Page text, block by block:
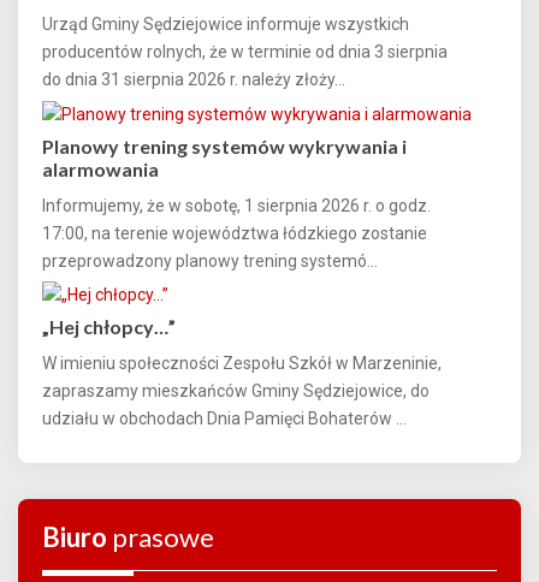
Urząd Gminy Sędziejowice informuje wszystkich
producentów rolnych, że w terminie od dnia 3 sierpnia
do dnia 31 sierpnia 2026 r. należy złoży...
Planowy trening systemów wykrywania i
alarmowania
Informujemy, że w sobotę, 1 sierpnia 2026 r. o godz.
17:00, na terenie województwa łódzkiego zostanie
przeprowadzony planowy trening systemó...
„Hej chłopcy…”
W imieniu społeczności Zespołu Szkół w Marzeninie,
zapraszamy mieszkańców Gminy Sędziejowice, do
udziału w obchodach Dnia Pamięci Bohaterów ...
Biuro prasowe